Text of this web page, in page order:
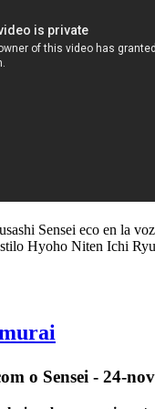
Sensei eco en la
Hyoho Niten Ichi
o Sensei - 24-